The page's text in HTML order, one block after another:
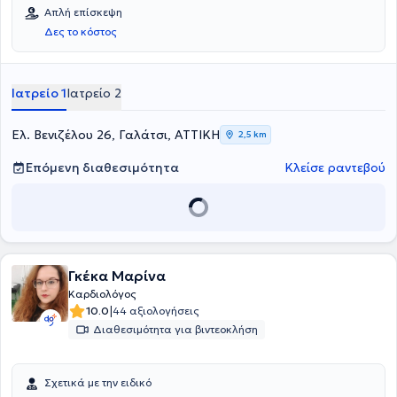
Απλή επίσκεψη
Δες το κόστος
Ιατρείο 1Ιατρείο 2
Ελ. Βενιζέλου 26, Γαλάτσι, ΑΤΤΙΚΗ 2,5 km
Επόμενη διαθεσιμότητα Κλείσε ραντεβού
Γκέκα Μαρίνα
Καρδιολόγος
10.0|44 αξιολογήσεις
Διαθεσιμότητα για βιντεοκλήση
Σχετικά με την ειδικό